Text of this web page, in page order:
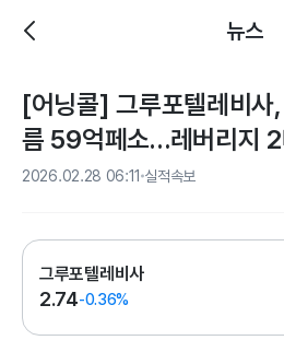
뉴스
[어닝콜] 그루포텔레비사
름 59억페소…레버리지 2
2026.02.28 06:11 실적속보
그루포텔레비사
2.74-0.36%